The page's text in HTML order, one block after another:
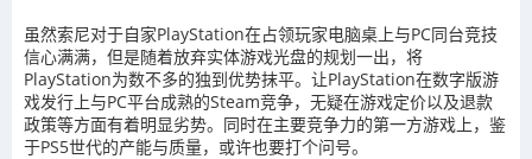
虽然索尼对于自家PlayStation在占领玩家电脑桌上与PC同台竞技
信心满满，但是随着放弃实体游戏光盘的规划一出，将
PlayStation为数不多的独到优势抹平。让PlayStation在数字版游
戏发行上与PC平台成熟的Steam竞争，无疑在游戏定价以及退款
政策等方面有着明显劣势。同时在主要竞争力的第一方游戏上，鉴
于PS5世代的产能与质量，或许也要打个问号。